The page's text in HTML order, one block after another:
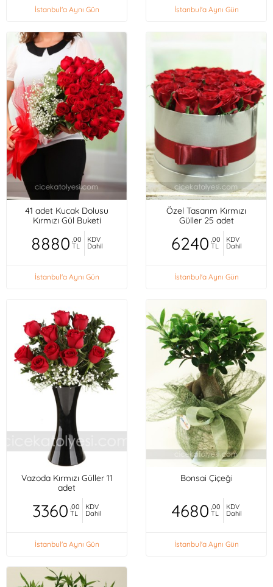
İstanbul'a Aynı Gün İstanbul'a Aynı Gün
41 adet Kucak Dolusu
Kırmızı Gül Buketi
8880 ,00
TL
KDV
Dahil
İstanbul'a Aynı Gün
Özel Tasarım Kırmızı
Güller 25 adet
6240 ,00
TL
KDV
Dahil
İstanbul'a Aynı Gün
Vazoda Kırmızı Güller 11
adet
3360 ,00
TL
KDV
Dahil
İstanbul'a Aynı Gün
Bonsai Çiçeği
4680 ,00
TL
KDV
Dahil
İstanbul'a Aynı Gün